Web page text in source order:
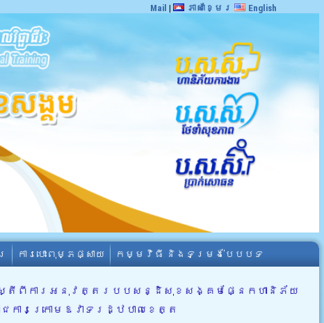
Mail | ភាសាខ្មែរ English
ការបោះពុម្ភផ្សាយ កម្មវិធី និងទម្រង់បែបបទ
យស្តីពីការអនុវត្តរបបសន្ដិសុខសង្គមផ្នែកហានិភ័យ
ការក្រោមឱវាទរដ្ឋបាលខេត្ត